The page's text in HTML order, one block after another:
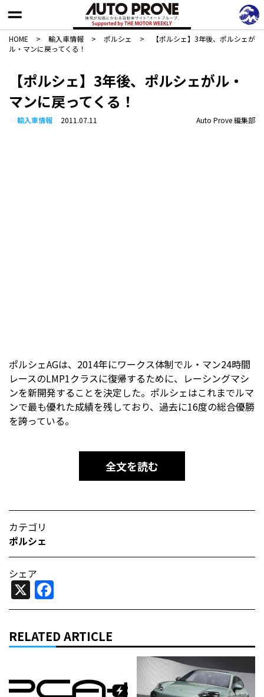
HOME > 輸入車情報 > ポルシェ >
【ポルシェ】3年後、ポルシェが
ル・マンに戻ってくる！
【ポルシェ】3年後、ポルシェがル・
マンに戻ってくる！
輸入車情報 2011.07.11 Auto Prove 編集部
ポルシェAGは、2014年にワークス体制でル・マン24時間
レースのLMP1クラスに復帰するために、レーシングマシ
ンを新開発することを決定した。ポルシェはこれまでルマ
ンで最も優れた成績を残しており、過去に16度の総合優勝
を誇っている。
全文を読む
カテゴリ
ポルシェ
シェア
X
RELATED ARTICLE